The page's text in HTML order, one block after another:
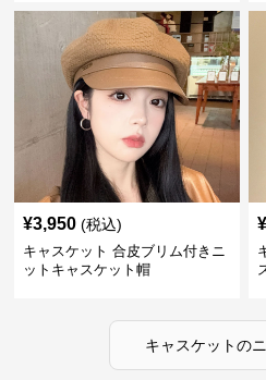
¥3,950 (税込)
キャスケット 合皮ブリム付きニ
ットキャスケット帽
¥
キャスケットの